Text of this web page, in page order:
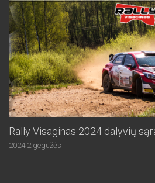
Rally Visaginas 2024 dalyvių
2024 2 gegužės